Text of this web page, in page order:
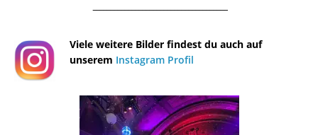
¯¯¯¯¯¯¯¯¯¯¯¯¯¯¯¯¯¯¯¯¯¯¯¯¯¯¯¯¯¯¯¯¯¯¯¯¯¯
Viele weitere Bilder findest du auch auf
unserem Instagram Profil